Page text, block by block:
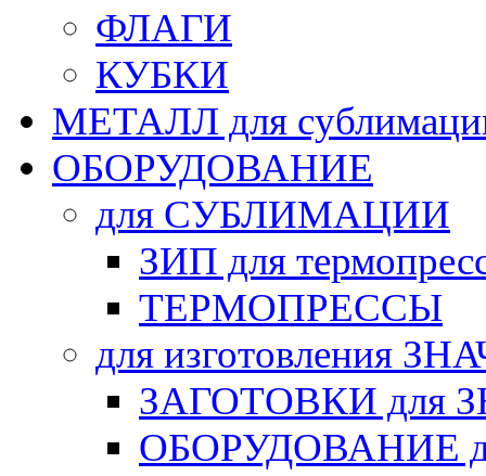
ФЛАГИ
КУБКИ
МЕТАЛЛ для
ОБОРУДОВАНИЕ
для СУБЛИМАЦИИ
ЗИП для
ТЕРМОПРЕССЫ
для изготовления
ЗАГОТОВКИ для
ОБОРУДОВАНИЕ